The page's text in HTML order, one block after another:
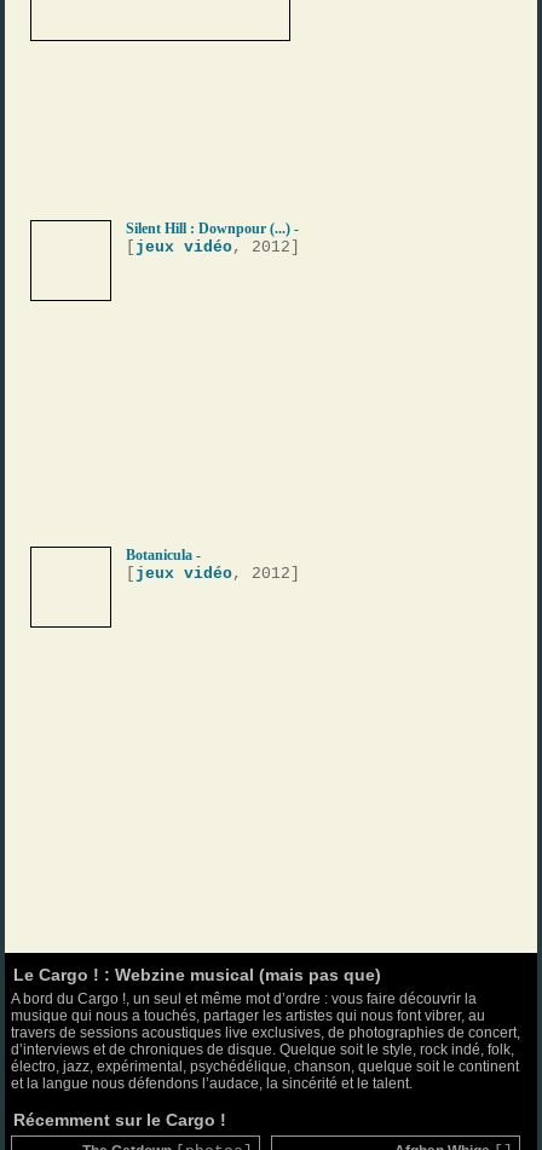
Silent Hill : Downpour (...) -
jeux vidéo, 2012]
Botanicula -
jeux vidéo, 2012]
Le Cargo ! : Webzine musical (mais pas que)
A bord du Cargo !, un seul et même mot d’ordre : vous faire découvrir la
musique qui nous a touchés, partager les artistes qui nous font vibrer, au
travers de sessions acoustiques live exclusives, de photographies de concert,
d’interviews et de chroniques de disque. Quelque soit le style, rock indé, folk,
électro, jazz, expérimental, psychédélique, chanson, quelque soit le continent
et la langue nous défendons l’audace, la sincérité et le talent.
Récemment sur le Cargo !